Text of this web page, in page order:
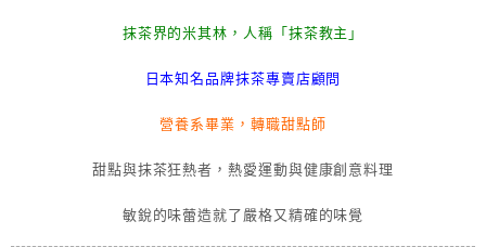
抹茶界的米其林，人稱「抹茶教主」
日本知名品牌抹茶專賣店顧問
營養系畢業，轉職甜點師
甜點與抹茶狂熱者，熱愛運動與健康創意料理
敏銳的味蕾造就了嚴格又精確的味覺